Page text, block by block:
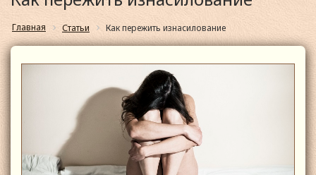
Главная Статьи Как пережить изнасилование